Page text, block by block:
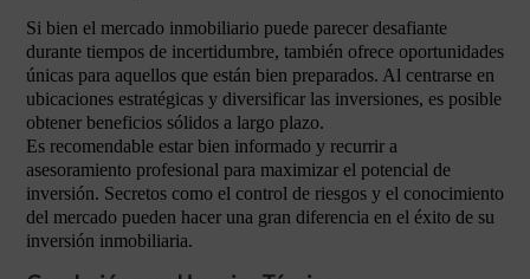
Si bien el mercado inmobiliario puede parecer desafiante
durante tiempos de incertidumbre, también ofrece oportunidades
únicas para aquellos que están bien preparados. Al centrarse en
ubicaciones estratégicas y diversificar las inversiones, es posible
obtener beneficios sólidos a largo plazo.
Es recomendable estar bien informado y recurrir a
asesoramiento profesional para maximizar el potencial de
inversión. Secretos como el control de riesgos y el conocimiento
del mercado pueden hacer una gran diferencia en el éxito de su
inversión inmobiliaria.